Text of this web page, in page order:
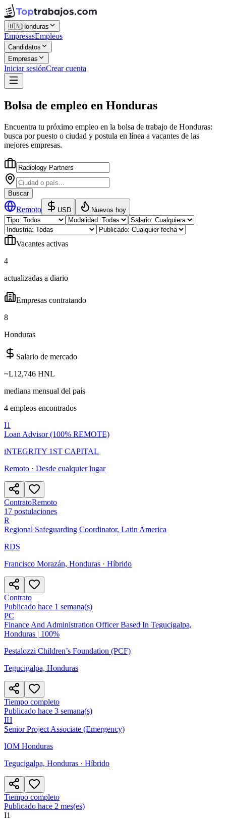
🇭🇳Honduras
EmpresasEmpleos
Candidatos
Empresas
Iniciar sesiónCrear cuenta
Bolsa de empleo en Honduras
Encuentra tu próximo empleo en la bolsa de trabajo de Honduras:
busca por puesto o ciudad y postula en línea a vacantes de las
mejores empresas.
Buscar
Remoto USD Nuevos hoy
Vacantes activas
4
actualizadas a diario
Empresas contratando
8
Honduras
Salario de mercado
~L12,746 HNL
mediana mensual del país
4 empleos encontrados
I1
Loan Advisor (100% REMOTE)
iNTEGRITY 1ST CAPITAL
Remoto · Desde cualquier lugar
ContratoRemoto
17 postulaciones
R
Regional Safeguarding Coordinator, Latin America
RDS
Francisco Morazán, Honduras · Híbrido
Contrato
Publicado hace 1 semana(s)
PC
Finance And Administration Officer Based In Tegucigalpa,
Honduras | 100%
Pestalozzi Children’s Foundation (PCF)
Tegucigalpa, Honduras
Tiempo completo
Publicado hace 3 semana(s)
IH
Senior Project Associate (Emergency)
IOM Honduras
Tegucigalpa, Honduras · Híbrido
Tiempo completo
Publicado hace 2 mes(es)
I1